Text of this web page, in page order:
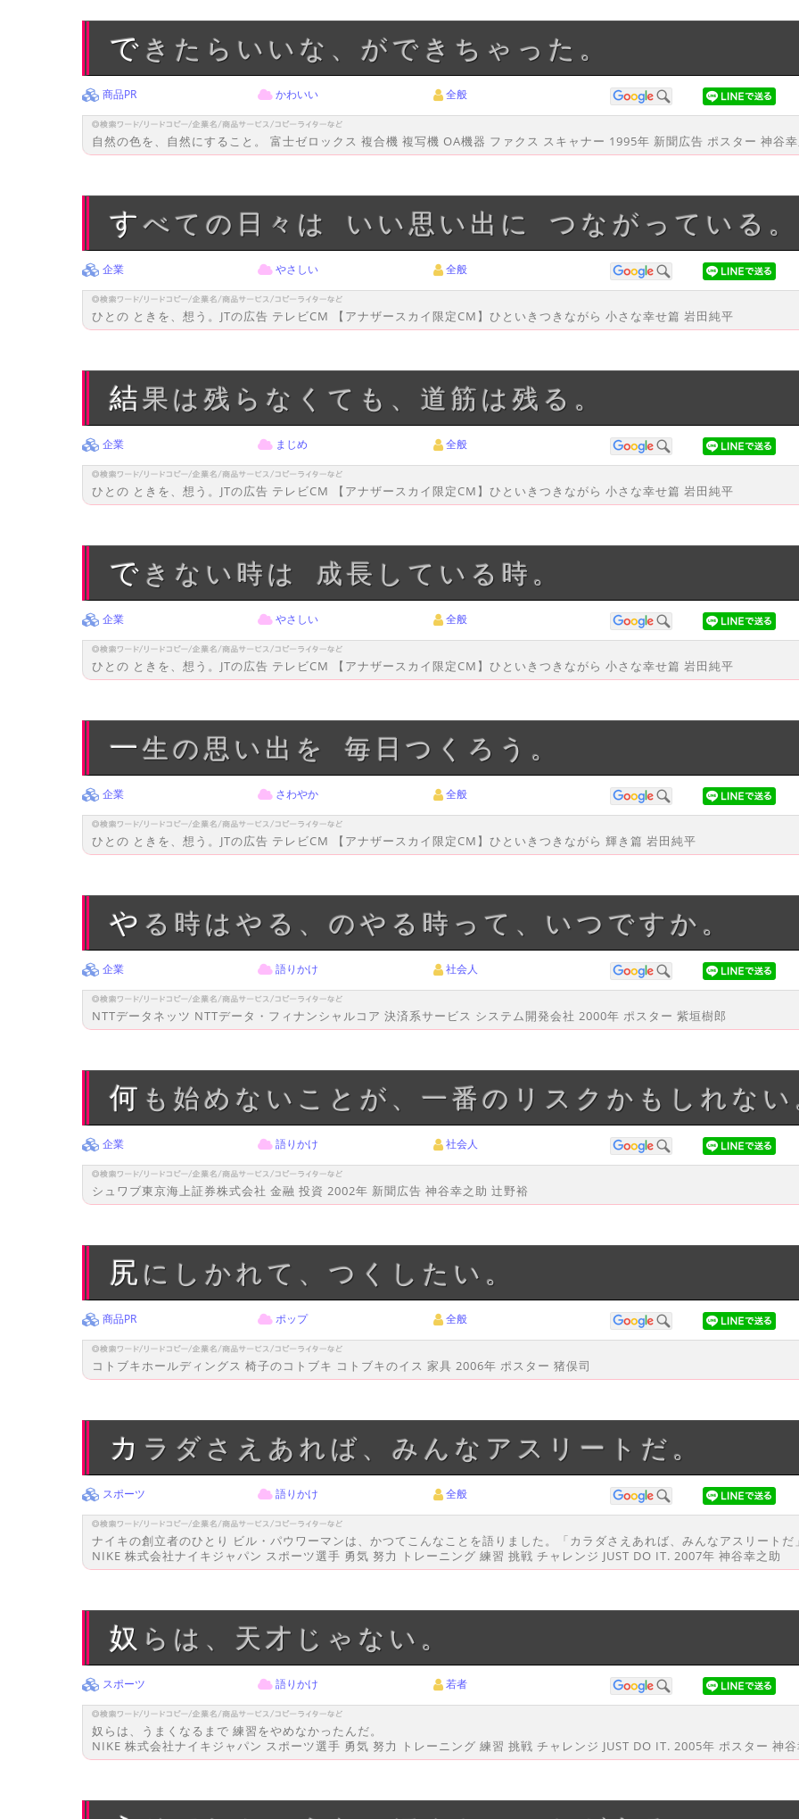
できたらいいな、ができちゃった。
商品PR かわいい 全般
自然の色を、自然にすること。 富士ゼロックス 複合機 複写機 OA機器 ファクス スキャナー 1995年 新聞広告 ポスター 神谷
すべての日々は いい思い出に つながっている。
企業 やさしい 全般
ひとの ときを、想う。JTの広告 テレビCM 【アナザースカイ限定CM】ひといきつきながら 小さな幸せ篇 岩田純平
結果は残らなくても、道筋は残る。
企業 まじめ 全般
ひとの ときを、想う。JTの広告 テレビCM 【アナザースカイ限定CM】ひといきつきながら 小さな幸せ篇 岩田純平
できない時は 成長している時。
企業 やさしい 全般
ひとの ときを、想う。JTの広告 テレビCM 【アナザースカイ限定CM】ひといきつきながら 小さな幸せ篇 岩田純平
一生の思い出を 毎日つくろう。
企業 さわやか 全般
ひとの ときを、想う。JTの広告 テレビCM 【アナザースカイ限定CM】ひといきつきながら 輝き篇 岩田純平
やる時はやる、のやる時って、いつですか。
企業 語りかけ 社会人
NTTデータネッツ NTTデータ・フィナンシャルコア 決済系サービス システム開発会社 2000年 ポスター 紫垣樹郎
何も始めないことが、一番のリスクかもしれな
企業 語りかけ 社会人
シュワブ東京海上証券株式会社 金融 投資 2002年 新聞広告 神谷幸之助 辻野裕
尻にしかれて、つくしたい。
商品PR ポップ 全般
コトブキホールディングス 椅子のコトブキ コトブキのイス 家具 2006年 ポスター 猪俣司
カラダさえあれば、みんなアスリートだ。
スポーツ 語りかけ 全般
ナイキの創立者のひとり ビル・パウワーマンは、かつてこんなことを語りました。「カラダさえあれば、みんなアスリート
NIKE 株式会社ナイキジャパン スポーツ選手 勇気 努力 トレーニング 練習 挑戦 チャレンジ JUST DO IT. 2007年 神谷幸之助
奴らは、天才じゃない。
スポーツ 語りかけ 若者
奴らは、うまくなるまで 練習をやめなかったんだ。
NIKE 株式会社ナイキジャパン スポーツ選手 勇気 努力 トレーニング 練習 挑戦 チャレンジ JUST DO IT. 2005年 ポスター 神